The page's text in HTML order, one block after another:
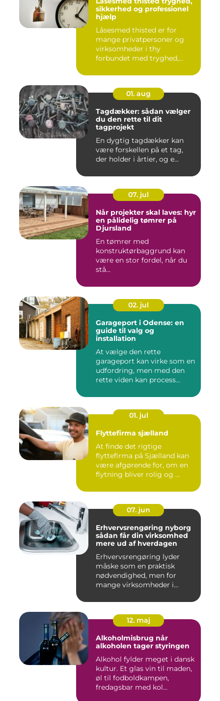
sikkerhed og professionel
hjælp
Låsesmed thisted er for
mange privatpersoner og
virksomheder i thy
forbundet med tryghed,
01. aug
Tagdækker: sådan vælger
du den rette til dit
tagprojekt
En dygtig tagdækker kan
være forskellen på et tag,
der holder i årtier, og e...
07. jul
Når projekter skal laves: hyr
en pålidelig tømrer på
Djursland
En tømrer med
konstruktørbaggrund kan
være en stor fordel, når du
stå...
02. jul
Garageport i Odense: en
guide til valg og
installation
At vælge den rette
garageport kan virke som en
udfordring, men med den
rette viden kan process...
01. jul
Flyttefirma sjælland
At finde det rigtige
flyttefirma på Sjælland kan
være afgørende for, om en
flytning bliver rolig og ...
07. jun
Erhvervsrengøring nyborg
sådan får din virksomhed
mere ud af hverdagen
Erhvervsrengøring lyder
måske som en praktisk
nødvendighed, men for
mange virksomheder i
12. maj
Alkoholmisbrug når
alkoholen tager styringen
Alkohol fylder meget i dansk
kultur. Et glas vin til maden,
øl til fodboldkampen,
fredagsbar med kol...